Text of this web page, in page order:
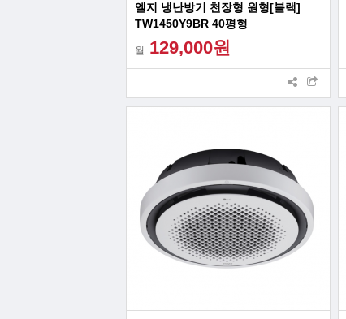
엘지 냉난방기 천장형 원형[블랙]
TW1450Y9BR 40평형
월 129,000원